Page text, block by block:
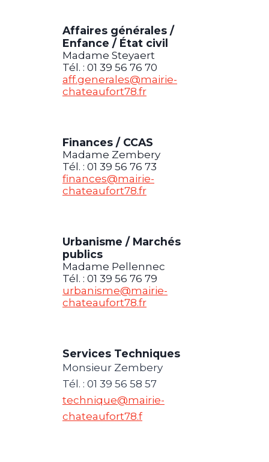
Affaires générales /
Enfance / État civil
Madame Steyaert
Tél. : 01 39 56 76 70
aff.generales@mairie-
chateaufort78.fr
Finances / CCAS
Madame Zembery
Tél. : 01 39 56 76 73
finances@mairie-
chateaufort78.fr
Urbanisme / Marchés
publics
Madame Pellennec
Tél. : 01 39 56 76 79
urbanisme@mairie-
chateaufort78.fr
Services Techniques
Monsieur Zembery
Tél. : 01 39 56 58 57
technique@mairie-
chateaufort78.f